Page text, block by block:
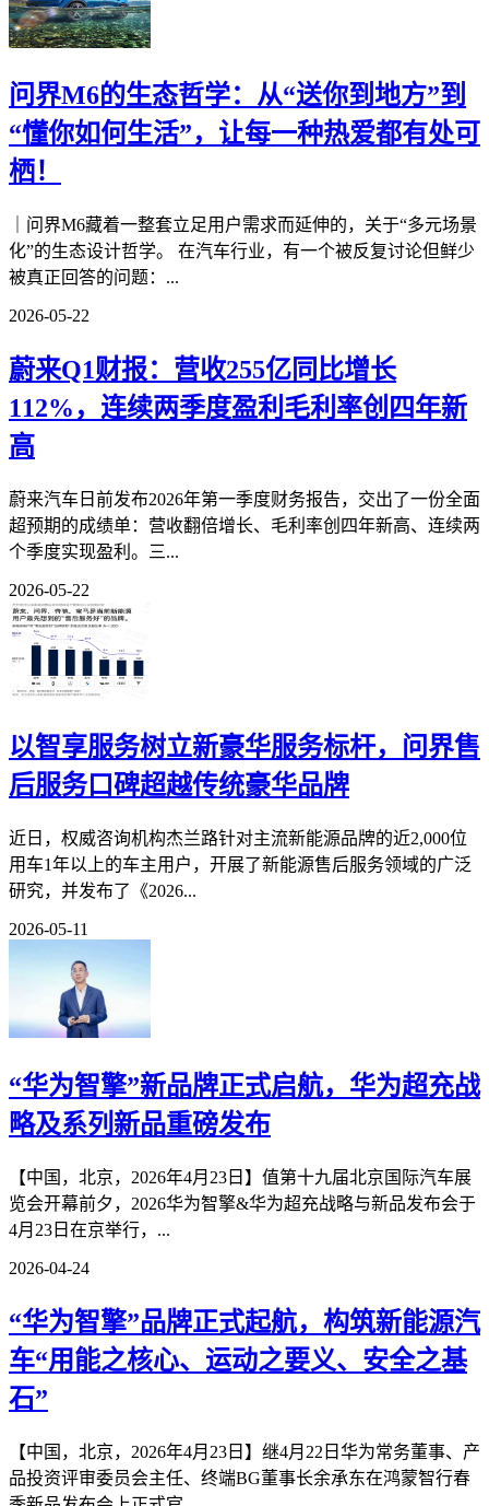
问界M6的生态哲学：从“送你到地方”到
“懂你如何生活”，让每一种热爱都有处可
栖！
｜问界M6藏着一整套立足用户需求而延伸的，关于“多元场景
化”的生态设计哲学。 在汽车行业，有一个被反复讨论但鲜少
被真正回答的问题：...
2026-05-22
蔚来Q1财报：营收255亿同比增长
112%，连续两季度盈利毛利率创四年新
高
蔚来汽车日前发布2026年第一季度财务报告，交出了一份全面
超预期的成绩单：营收翻倍增长、毛利率创四年新高、连续两
个季度实现盈利。三...
2026-05-22
以智享服务树立新豪华服务标杆，问界售
后服务口碑超越传统豪华品牌
近日，权威咨询机构杰兰路针对主流新能源品牌的近2,000位
用车1年以上的车主用户，开展了新能源售后服务领域的广泛
研究，并发布了《2026...
2026-05-11
“华为智擎”新品牌正式启航，华为超充战
略及系列新品重磅发布
【中国，北京，2026年4月23日】值第十九届北京国际汽车展
览会开幕前夕，2026华为智擎&华为超充战略与新品发布会于
4月23日在京举行，...
2026-04-24
“华为智擎”品牌正式起航，构筑新能源汽
车“用能之核心、运动之要义、安全之基
石”
【中国，北京，2026年4月23日】继4月22日华为常务董事、产
品投资评审委员会主任、终端BG董事长余承东在鸿蒙智行春